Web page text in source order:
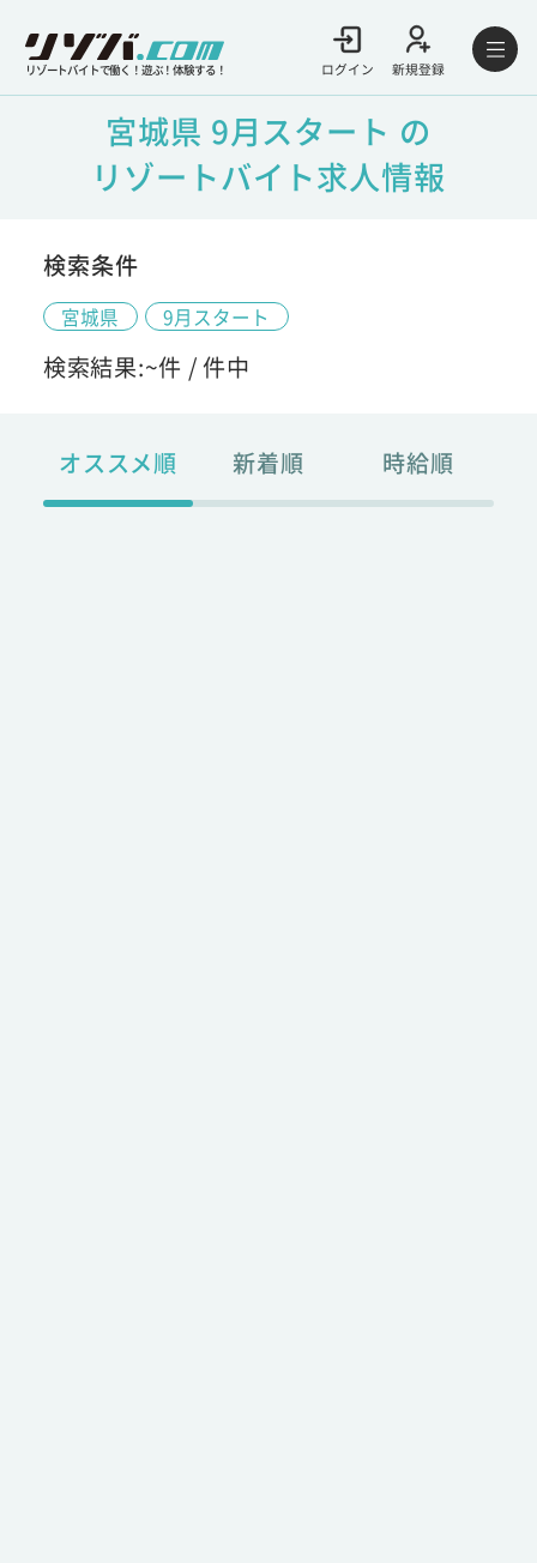
リゾートバイトで働く！遊ぶ！体験する！ ログイン 新規登録
宮城県 9月スタート の
リゾートバイト求人情報
検索条件
宮城県 9月スタート
検索結果:~件 /件中
オススメ順 新着順 時給順